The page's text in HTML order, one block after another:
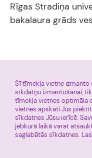
Šī tīmekļa vietne
sīkdatņu izmantošanai,
tīmekļa vietnes optimāla
vietnes apskati Jūs
sīkdatnes Jūsu ierīcē.
jebkurā laikā varat
saglabātās sīkdatnes.
Rīgas Stradiņa
bakalaura grāds
+ 371 67011225
Tūre
Rīgas Dzemdību nams © 2026
Informācija atjaunota: 2026.gada